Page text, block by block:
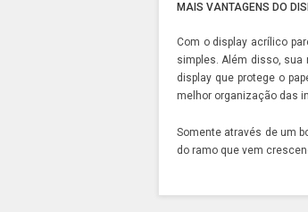
MAIS VANTAGENS DO
Com o display acrílico
simples. Além disso,
display que protege o
melhor organização das
Somente através de um
do ramo que vem